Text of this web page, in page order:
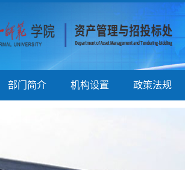
部门简介 机构设置 政策法规